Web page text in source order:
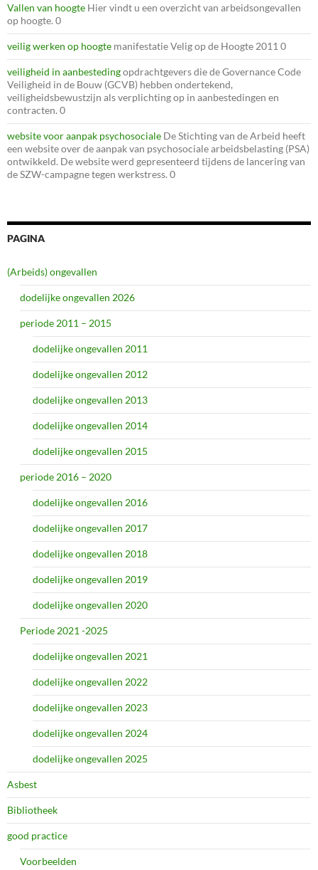
Vallen van hoogte Hier vindt u een overzicht van arbeidsongevallen
op hoogte. 0
veilig werken op hoogte manifestatie Velig op de Hoogte 2011 0
veiligheid in aanbestedingopdrachtgevers die de Governance Code
Veiligheid in de Bouw (GCVB) hebben ondertekend,
veiligheidsbewustzijn als verplichting op in aanbestedingen en
contracten. 0
website voor aanpak psychosociale De Stichting van de Arbeid heeft
een website over de aanpak van psychosociale arbeidsbelasting (PSA)
ontwikkeld. De website werd gepresenteerd tijdens de lancering van
de SZW-campagne tegen werkstress. 0
PAGINA
(Arbeids) ongevallen
dodelijke ongevallen 2026
periode 2011 – 2015
dodelijke ongevallen 2011
dodelijke ongevallen 2012
dodelijke ongevallen 2013
dodelijke ongevallen 2014
dodelijke ongevallen 2015
periode 2016 – 2020
dodelijke ongevallen 2016
dodelijke ongevallen 2017
dodelijke ongevallen 2018
dodelijke ongevallen 2019
dodelijke ongevallen 2020
Periode 2021 -2025
dodelijke ongevallen 2021
dodelijke ongevallen 2022
dodelijke ongevallen 2023
dodelijke ongevallen 2024
dodelijke ongevallen 2025
Asbest
Bibliotheek
good practice
Voorbeelden